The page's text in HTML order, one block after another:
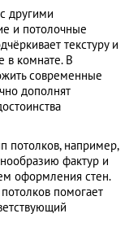
другими
и потолочные
текстуру и
в комнате. В
современные
дополнят
потолков, например,
фактур и
оформления стен.
помогает